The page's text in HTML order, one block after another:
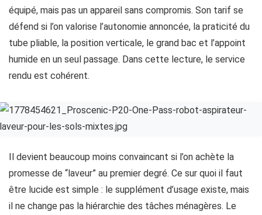
équipé, mais pas un appareil sans compromis. Son tarif se
défend si l’on valorise l’autonomie annoncée, la praticité du
tube pliable, la position verticale, le grand bac et l’appoint
humide en un seul passage. Dans cette lecture, le service
rendu est cohérent.
Il devient beaucoup moins convaincant si l’on achète la
promesse de “laveur” au premier degré. Ce sur quoi il faut
être lucide est simple : le supplément d’usage existe, mais
il ne change pas la hiérarchie des tâches ménagères. Le